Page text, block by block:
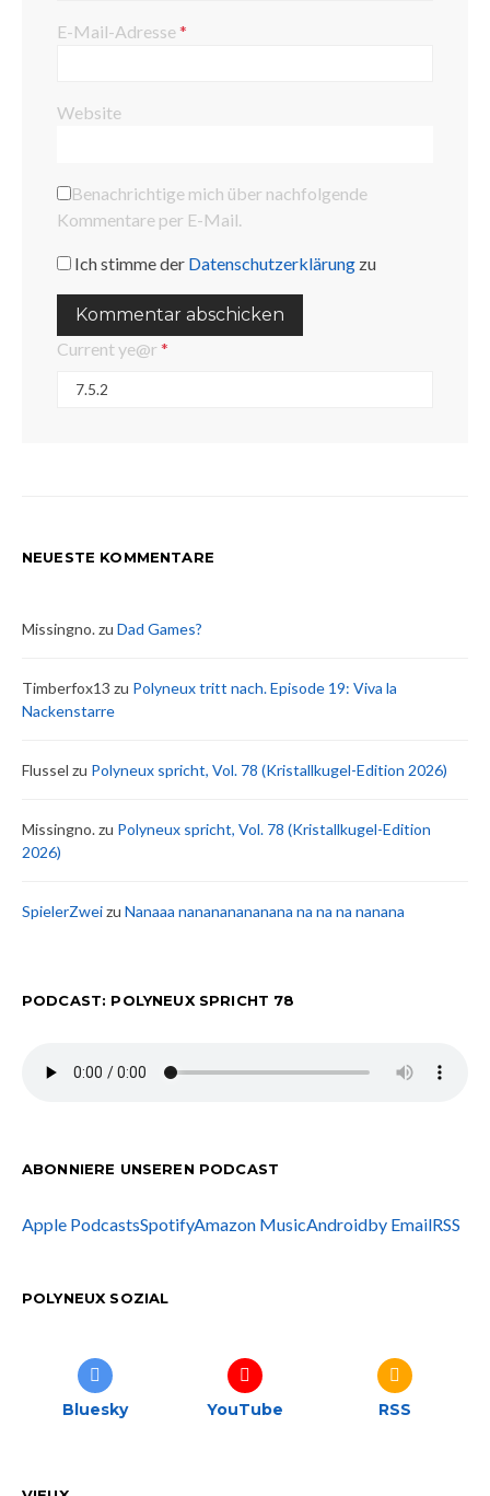
E-Mail-Adresse*
Website
Benachrichtige mich über nachfolgende
Kommentare per E-Mail.
Ich stimme der Datenschutzerklärung zu
Current ye@r *
NEUESTE KOMMENTARE
Missingno.zu Dad Games?
Timberfox13 zu Polyneux tritt nach. Episode 19: Viva la
Nackenstarre
Flussel zu Polyneux spricht, Vol. 78 (Kristallkugel-Edition 2026)
Missingno.zu Polyneux spricht, Vol. 78 (Kristallkugel-Edition
2026)
SpielerZweizu Nanaaa nanananananana na na na nanana
PODCAST: POLYNEUX SPRICHT 78
ABONNIERE UNSEREN PODCAST
Apple PodcastsSpotifyAmazon MusicAndroidby EmailRSS
POLYNEUX SOZIAL
Bluesky YouTube RSS